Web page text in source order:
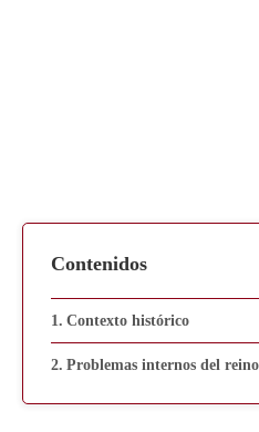
Contenidos
Contexto histórico
Problemas internos del